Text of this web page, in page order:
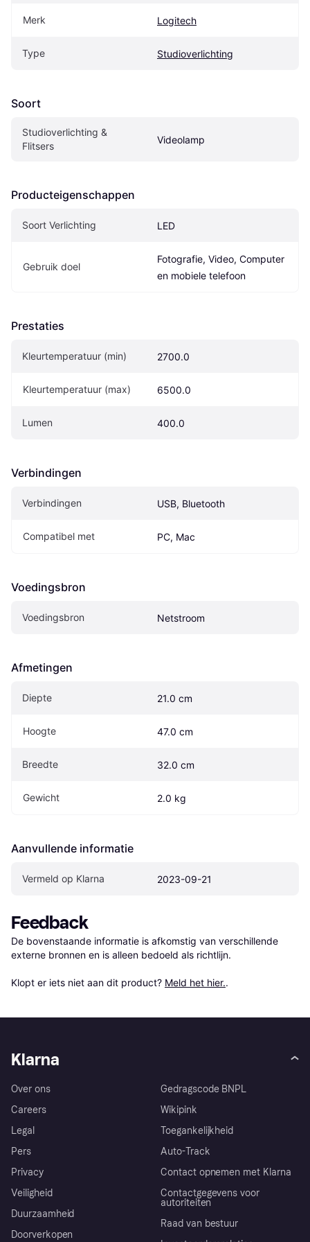
Merk Logitech
Type Studioverlichting
Soort
Studioverlichting &
Flitsers
Videolamp
Producteigenschappen
Soort Verlichting LED
Gebruik doel
Fotografie, Video, Computer
en mobiele telefoon
Prestaties
Kleurtemperatuur (min) 2700.0
Kleurtemperatuur (max) 6500.0
Lumen 400.0
Verbindingen
Verbindingen USB, Bluetooth
Compatibel met PC, Mac
Voedingsbron
Voedingsbron Netstroom
Afmetingen
Diepte 21.0 cm
Hoogte 47.0 cm
Breedte 32.0 cm
Gewicht 2.0 kg
Aanvullende informatie
Vermeld op Klarna 2023-09-21
Feedback
De bovenstaande informatie is afkomstig van verschillende
externe bronnen en is alleen bedoeld als richtlijn.
Klopt er iets niet aan dit product? Meld het hier..
Klarna
Over ons
Careers
Legal
Pers
Privacy
Veiligheid
Duurzaamheid
Doorverkopen
Gedragscode BNPL
Wikipink
Toegankelijkheid
Auto-Track
Contact opnemen met Klarna
Contactgegevens voor
autoriteiten
Raad van bestuur